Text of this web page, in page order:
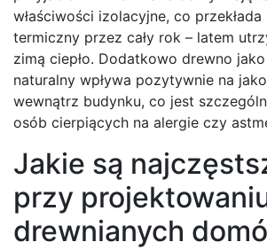
właściwości izolacyjne, co
termiczny przez cały rok – latem
zimą ciepło. Dodatkowo drewno jako
naturalny wpływa pozytywnie na
wewnątrz budynku, co jest
osób cierpiących na alergie czy
Jakie są
przy
drewnianych